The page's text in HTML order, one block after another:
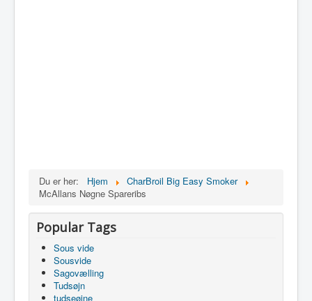
Du er her: Hjem
CharBroil Big Easy Smoker
McAllans Nøgne Spareribs
Popular Tags
Sous vide
Sousvide
Sagovælling
Tudsøjn
tudseøjne